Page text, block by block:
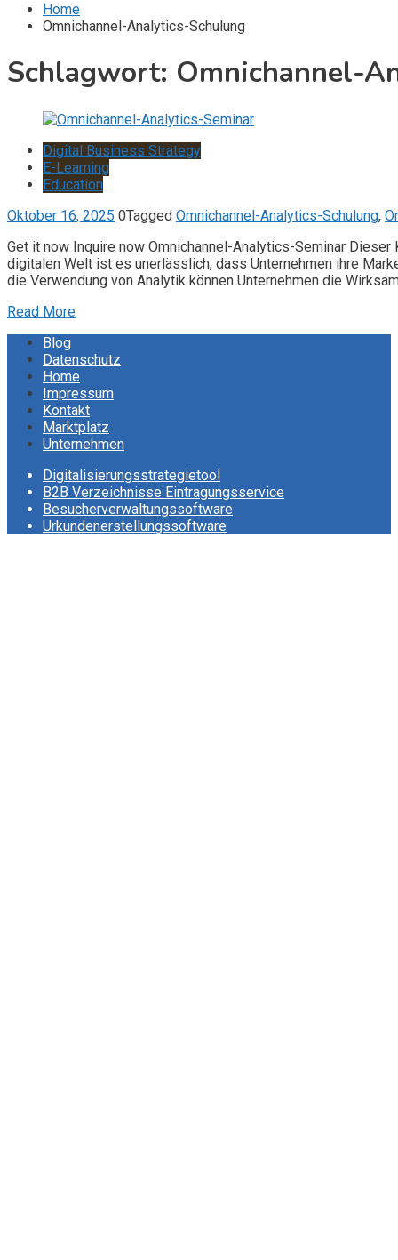
Home
Omnichannel-Analytics-Schulung
Schlagwort: Omnichannel-
Digital Business Strategy
E-Learning
Education
Oktober 16, 2025 0Tagged Omnichannel-Analytics-Schulung,
Get it now Inquire now Omnichannel-Analytics-Seminar
digitalen Welt ist es unerlässlich, dass Unternehmen ihre
die Verwendung von Analytik können Unternehmen die
Read More
Blog
Datenschutz
Home
Impressum
Kontakt
Marktplatz
Unternehmen
Digitalisierungsstrategietool
B2B Verzeichnisse Eintragungsservice
Besucherverwaltungssoftware
Urkundenerstellungssoftware